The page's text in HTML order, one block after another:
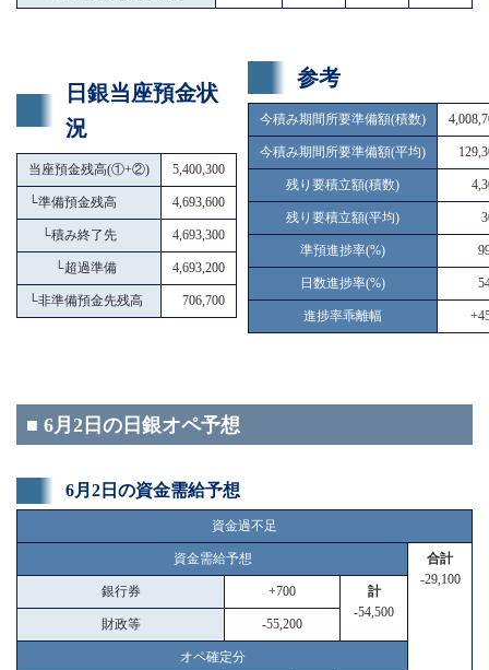
日銀当座預金状
況
当座預金残高(①+②) 5,400,300
└準備預金残高 4,693,600
└積み終了先 4,693,300
└超過準備 4,693,200
└非準備預金先残高 706,700
参考
今積み期間所要準備額(積数)
今積み期間所要準備額(平均)
残り要積立額(積数)
残り要積立額(平均)
準預進捗率(%)
日数進捗率(%)
進捗率乖離幅
■ 6月2日の日銀オペ予想
6月2日の資金需給予想
資金過不足
資金需給予想
合計
-29,100
銀行券 +700
計
-54,500
財政等 -55,200
オペ確定分